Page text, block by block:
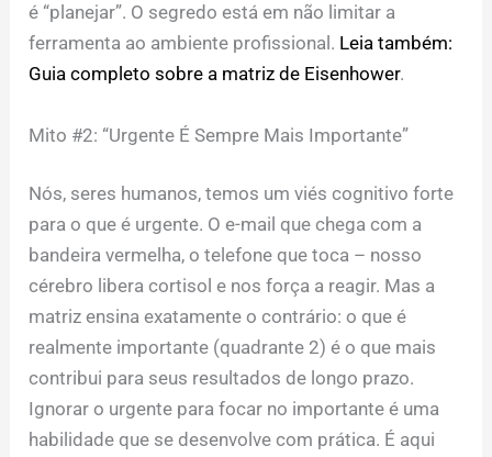
é “planejar”. O segredo está em não limitar a
ferramenta ao ambiente profissional. Leia também:
Guia completo sobre a matriz de Eisenhower.
Mito #2: “Urgente É Sempre Mais Importante”
Nós, seres humanos, temos um viés cognitivo forte
para o que é urgente. O e-mail que chega com a
bandeira vermelha, o telefone que toca – nosso
cérebro libera cortisol e nos força a reagir. Mas a
matriz ensina exatamente o contrário: o que é
realmente importante (quadrante 2) é o que mais
contribui para seus resultados de longo prazo.
Ignorar o urgente para focar no importante é uma
habilidade que se desenvolve com prática. É aqui